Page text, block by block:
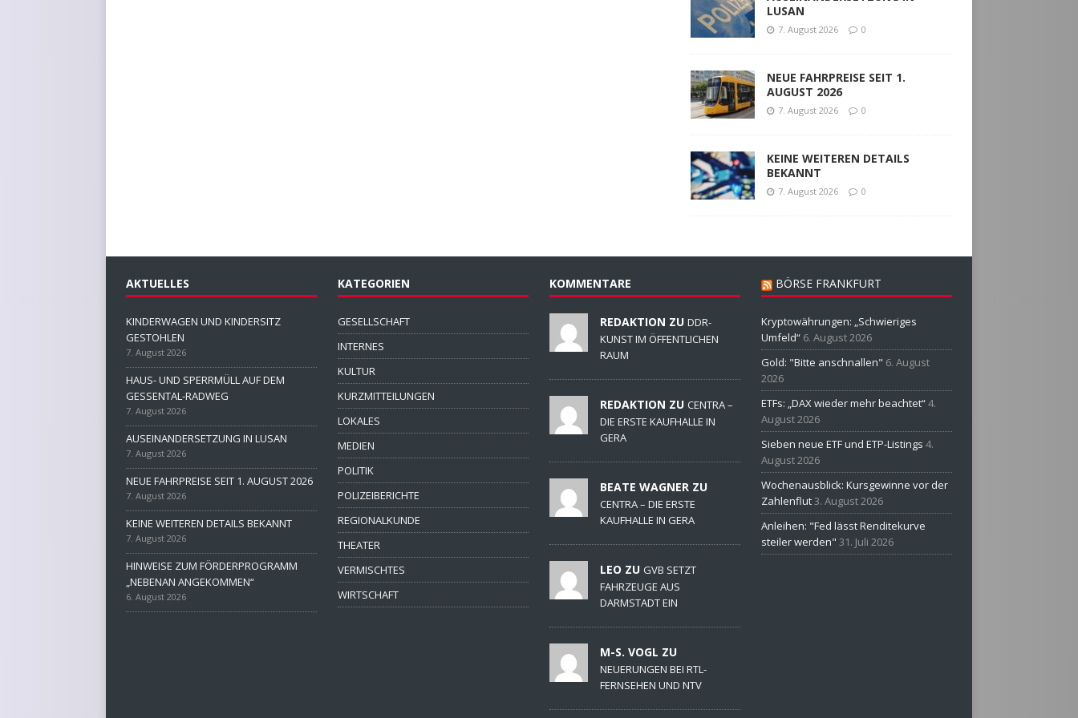
LUSAN
7. August 2026 0
NEUE FAHRPREISE SEIT 1.
AUGUST 2026
7. August 2026 0
KEINE WEITEREN DETAILS
BEKANNT
7. August 2026 0
AKTUELLES
KINDERWAGEN UND KINDERSITZ
GESTOHLEN
7. August 2026
HAUS- UND SPERRMÜLL AUF DEM
GESSENTAL-RADWEG
7. August 2026
AUSEINANDERSETZUNG IN LUSAN
7. August 2026
NEUE FAHRPREISE SEIT 1. AUGUST 2026
7. August 2026
KEINE WEITEREN DETAILS BEKANNT
7. August 2026
HINWEISE ZUM FÖRDERPROGRAMM
„NEBENAN ANGEKOMMEN“
6. August 2026
KATEGORIEN
GESELLSCHAFT
INTERNES
KULTUR
KURZMITTEILUNGEN
LOKALES
MEDIEN
POLITIK
POLIZEIBERICHTE
REGIONALKUNDE
THEATER
VERMISCHTES
WIRTSCHAFT
KOMMENTARE
REDAKTION ZU DDR-
KUNST IM ÖFFENTLICHEN
RAUM
REDAKTION ZU CENTRA –
DIE ERSTE KAUFHALLE IN
GERA
BEATE WAGNER ZU
CENTRA – DIE ERSTE
KAUFHALLE IN GERA
LEO ZU GVB SETZT
FAHRZEUGE AUS
DARMSTADT EIN
M-S. VOGL ZU
NEUERUNGEN BEI RTL-
FERNSEHEN UND NTV
BÖRSE FRANKFURT
Kryptowährungen: „Schwieriges
Umfeld“ 6. August 2026
Gold: "Bitte anschnallen" 6. August
2026
ETFs: „DAX wieder mehr beachtet“4.
August 2026
Sieben neue ETF und ETP-Listings 4.
August 2026
Wochenausblick: Kursgewinne vor der
Zahlenflut3. August 2026
Anleihen: "Fed lässt Renditekurve
steiler werden" 31. Juli 2026